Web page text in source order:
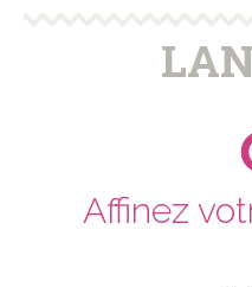
Affinez